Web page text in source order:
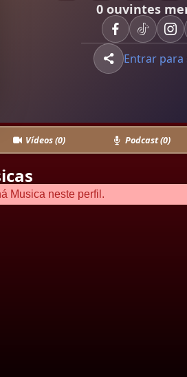
0 ouvintes
Entrar para
Vídeos (0) Podcast (0)
Musica neste perfil.